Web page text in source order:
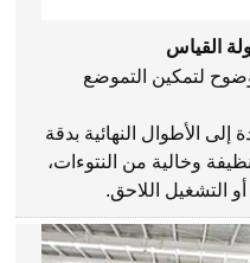
القياس
لتمكين التموضع
إلى الأطوال النهائية بدقة
وخالية من النتوءات،
التشغيل اللاحق.